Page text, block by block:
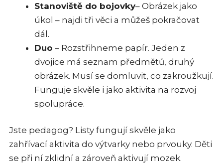
Stanoviště do bojovky– Obrázek jako
úkol – najdi tři věci a můžeš pokračovat
dál.
Duo – Rozstřihneme papír. Jeden z
dvojice má seznam předmětů, druhý
obrázek. Musí se domluvit, co zakroužkují.
Funguje skvěle i jako aktivita na rozvoj
spolupráce.
Jste pedagog? Listy fungují skvěle jako
zahřívací aktivita do výtvarky nebo prvouky. Děti
se při ní zklidní a zároveň aktivují mozek.